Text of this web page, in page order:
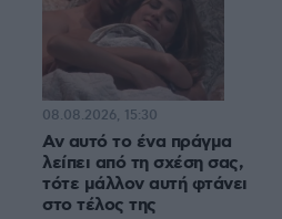
Αν αυτό το ένα πράγμα
λείπει από τη σχέση σας,
τότε μάλλον αυτή φτάνει
στο τέλος της
08.08.2026, 15:30